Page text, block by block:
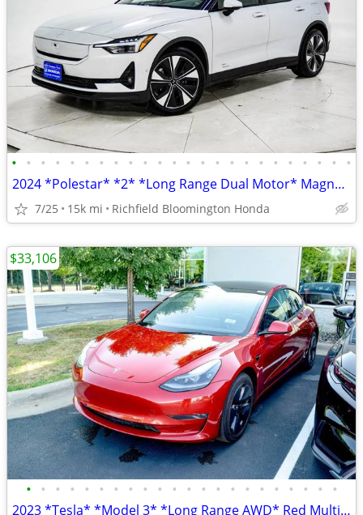
• • • • • • • • • • • • • • • • • • • • • • • •
2024 *Polestar* *2* *Long Range Dual Motor* Magnesiu
7/25 15k mi Richfield Bloomington Honda
• • • • • • • • • • • • • • • • • • • • • •
2023 *Tesla* *Model 3* *Long Range AWD* Red Multi-Co
$33,106